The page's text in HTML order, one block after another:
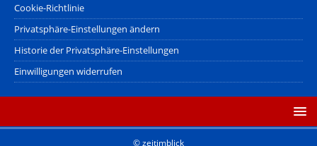
Cookie-Richtlinie
Privatsphäre-Einstellungen ändern
Historie der Privatsphäre-Einstellungen
Einwilligungen widerrufen
© zeitimblick